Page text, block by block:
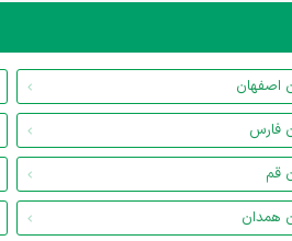
اصفهان
فارس
قم
همدان